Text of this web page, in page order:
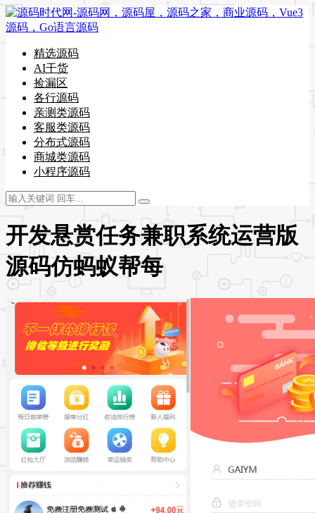
精选源码
AI干货
捡漏区
各行源码
亲测类源码
客服类源码
分布式源码
商城类源码
小程序源码
开发悬赏任务兼职系统运营版
源码仿蚂蚁帮每